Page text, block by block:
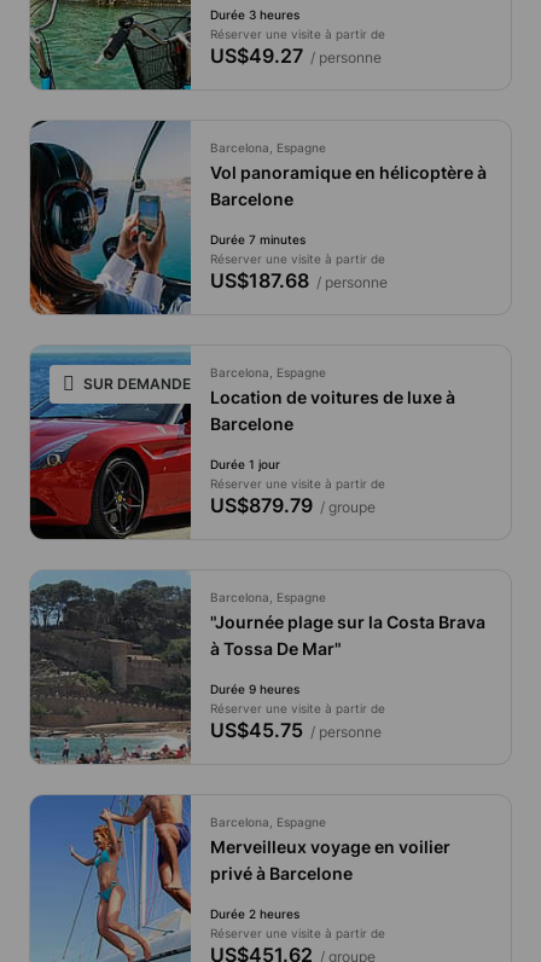
Durée 3 heures
Réserver une visite à partir de
US$49.27/ personne
Barcelona, Espagne
Vol panoramique en hélicoptère à
Barcelone
Durée 7 minutes
Réserver une visite à partir de
US$187.68/ personne
SUR DEMANDE UNIQUEMENT
Barcelona, Espagne
Location de voitures de luxe à
Barcelone
Durée 1 jour
Réserver une visite à partir de
US$879.79/ groupe
Barcelona, Espagne
"Journée plage sur la Costa Brava
à Tossa De Mar"
Durée 9 heures
Réserver une visite à partir de
US$45.75/ personne
Barcelona, Espagne
Merveilleux voyage en voilier
privé à Barcelone
Durée 2 heures
Réserver une visite à partir de
US$451.62 / groupe